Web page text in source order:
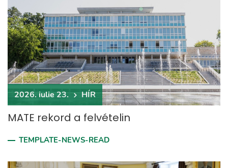
2026. iulie 23. HÍR
MATE rekord a felvételin
TEMPLATE-NEWS-READ